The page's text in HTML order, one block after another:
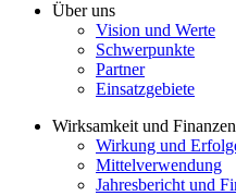
Über uns
Vision und Werte
Schwerpunkte
Partner
Einsatzgebiete
Wirksamkeit und Finanzen
Wirkung und
Mittelverwendung
Jahresbericht und